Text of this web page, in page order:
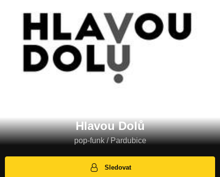
Hlavou Dolů
pop-funk / Pardubice
Sledovat